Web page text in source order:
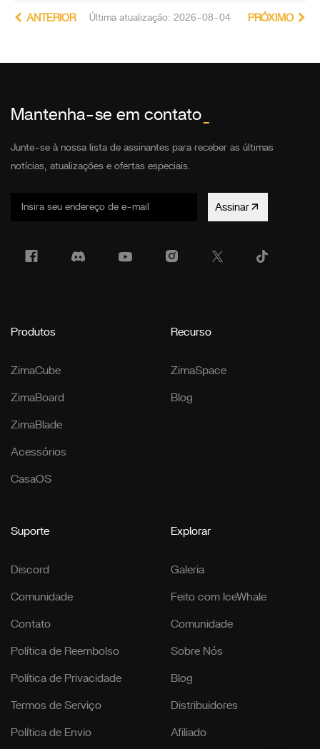
Última atualização: 2026-08-04
ANTERIOR PRÓXIMO
Mantenha-se em contato
Junte-se à nossa lista de assinantes para receber as últimas
notícias, atualizações e ofertas especiais.
Assinar
Produtos
ZimaCube
ZimaBoard
ZimaBlade
Acessórios
CasaOS
Recurso
ZimaSpace
Blog
Suporte
Discord
Comunidade
Contato
Política de Reembolso
Política de Privacidade
Termos de Serviço
Política de Envio
Explorar
Galeria
Feito com IceWhale
Comunidade
Sobre Nós
Blog
Distribuidores
Afiliado